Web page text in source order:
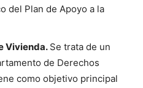
del Plan de Apoyo a la
Vivienda. Se trata de un
de Derechos
como objetivo principal